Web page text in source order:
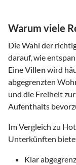
Warum viele
Die Wahl der
darauf, wie
EineVillenwird
abgegrenzten
und die Freiheit
Aufenthalts
Im Vergleich zu
Unterkünften
Klar